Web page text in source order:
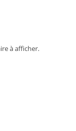
à afficher.